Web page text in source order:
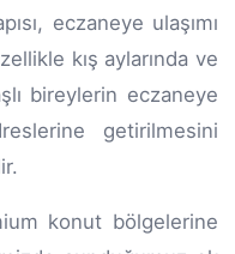
eczaneye ulaşımı
kış aylarında ve
bireylerin eczaneye
getirilmesini
konut bölgelerine